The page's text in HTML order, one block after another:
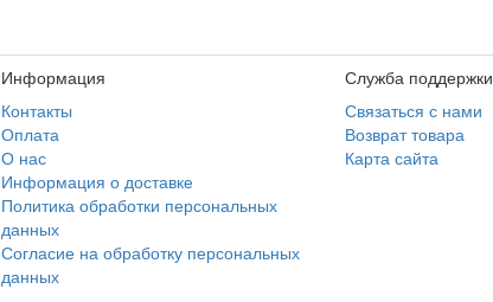
Информация
Контакты
Оплата
О нас
Информация о доставке
Политика обработки персональных
данных
Согласие на обработку персональных
данных
Служба поддержки
Связаться с нами
Возврат товара
Карта сайта